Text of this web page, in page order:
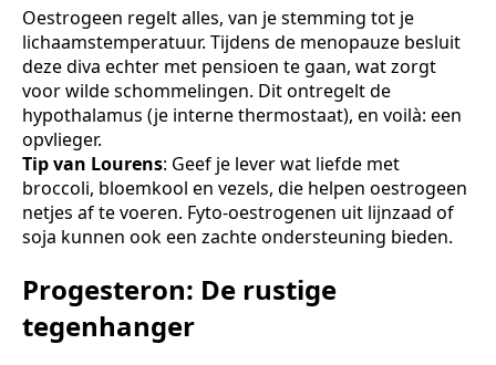
Oestrogeen regelt alles, van je stemming tot je
lichaamstemperatuur. Tijdens de menopauze besluit
deze diva echter met pensioen te gaan, wat zorgt
voor wilde schommelingen. Dit ontregelt de
hypothalamus (je interne thermostaat), en voilà: een
opvlieger.
Tip van Lourens: Geef je lever wat liefde met
broccoli, bloemkool en vezels, die helpen oestrogeen
netjes af te voeren. Fyto-oestrogenen uit lijnzaad of
soja kunnen ook een zachte ondersteuning bieden.
Progesteron: De rustige
tegenhanger